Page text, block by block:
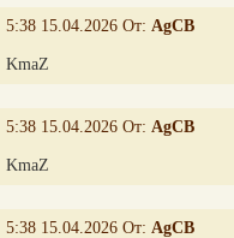
5:38 15.04.2026 От: AgCB
KmaZ
5:38 15.04.2026 От: AgCB
KmaZ
5:38 15.04.2026 От: AgCB